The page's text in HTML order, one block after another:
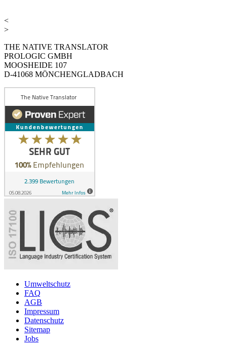
<
>
THE NATIVE TRANSLATOR
PROLOGIC GMBH
MOOSHEIDE 107
D-41068 MÖNCHENGLADBACH
Umweltschutz
FAQ
AGB
Impressum
Datenschutz
Sitemap
Jobs